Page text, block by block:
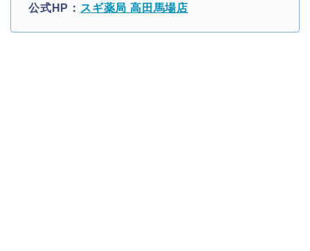
公式HP： スギ薬局 高田馬場店